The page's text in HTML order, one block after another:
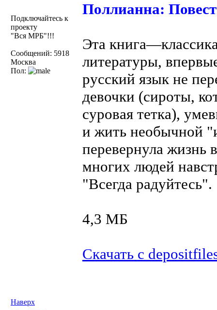
Подключайтесь к
проекту
"Вся МРБ"!!!
Сообщений: 5918
Москва
Пол:
Поллианна:
Эта
литературы,
русский язык не
девочки (сироты,
суровая тетка),
и жить необычной
перевернула жизнь
многих людей
"Всегда радуйтесь".
4,3 МБ
Скачать с
Наверх